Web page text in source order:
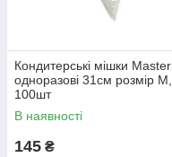
Кондитерські мішки Master
одноразові 31см розмір M,
100шт
В наявності
145 ₴